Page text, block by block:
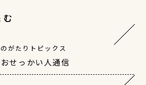
がたりトピックス
せっかい人通信